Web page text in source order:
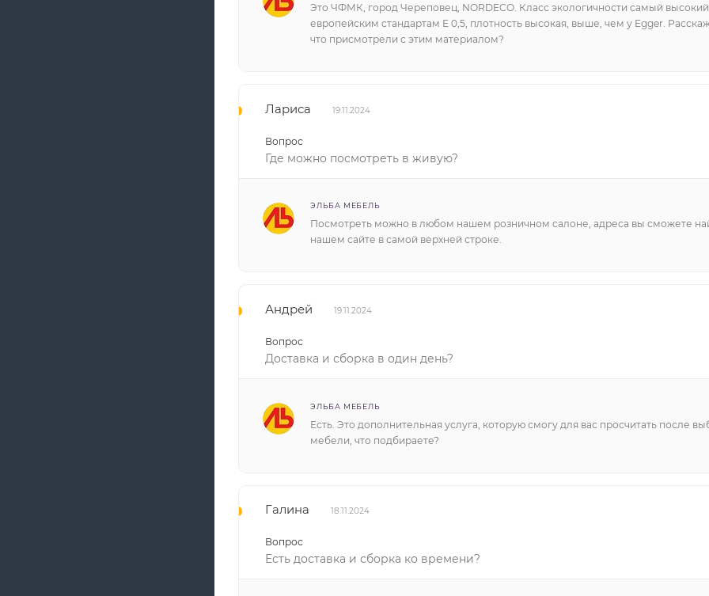
Это ЧФМК, город Череповец, NORDECO. Класс экологичности самый
европейским стандартам Е 0,5, плотность высокая, выше, чем у Egger.
что присмотрели с этим материалом?
Лариса 19.11.2024
Вопрос
Где можно посмотреть в живую?
ЭЛЬБА МЕБЕЛЬ
Посмотреть можно в любом нашем розничном салоне, адреса вы сможете
нашем сайте в самой верхней строке.
Андрей 19.11.2024
Вопрос
Доставка и сборка в один день?
ЭЛЬБА МЕБЕЛЬ
Есть. Это дополнительная услуга, которую смогу для вас просчитать после
мебели, что подбираете?
Галина 18.11.2024
Вопрос
Есть доставка и сборка ко времени?